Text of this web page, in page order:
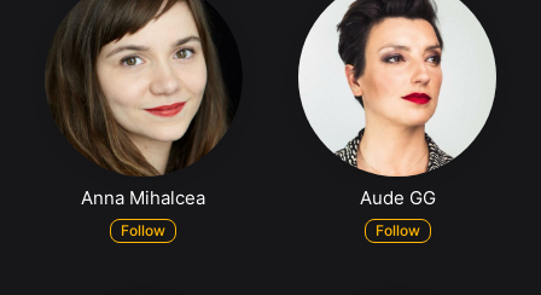
Anna Mihalcea
Follow
Aude GG
Follow